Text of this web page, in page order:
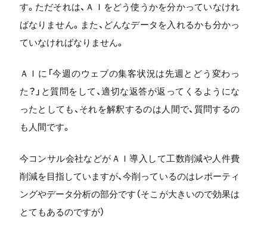
す。ただそれは、ＡＩをどう使うかを分かっていなけれ
ばなりません。また、どんなデータを入れるかも分かっ
ていなければなりません。
ＡＩに「今週のウェブの集客状況は先週とどう変わっ
た？」と質問をして、適切な返答が返ってくるようにな
ったとしても、それを解釈するのは人間で、質問するの
も人間です。
今コンサル会社などがＡＩ導入して工数削減や人件費
削減を目指していますが、今削っているのはレポーティ
ングやデータ分析の部分です（そこが大きいので効果は
とてもあるのですが）